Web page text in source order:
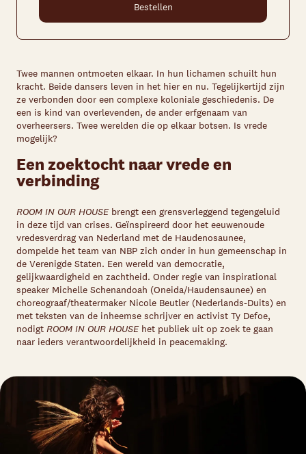
Bestellen
Twee mannen ontmoeten elkaar. In hun lichamen schuilt hun
kracht. Beide dansers leven in het hier en nu. Tegelijkertijd zijn
ze verbonden door een complexe koloniale geschiedenis. De
een is kind van overlevenden, de ander erfgenaam van
overheersers. Twee werelden die op elkaar botsen. Is vrede
mogelijk?
Een zoektocht naar vrede en
verbinding
ROOM IN OUR HOUSEbrengt een grensverleggend tegengeluid
in deze tijd van crises. Geïnspireerd door het eeuwenoude
vredesverdrag van Nederland met de Haudenosaunee,
dompelde het team van NBP zich onder in hun gemeenschap in
de Verenigde Staten. Een wereld van democratie,
gelijkwaardigheid en zachtheid. Onder regie van inspirational
speaker Michelle Schenandoah (Oneida/Haudensaunee) en
choreograaf/theatermaker Nicole Beutler (Nederlands-Duits) en
met teksten van de inheemse schrijver en activist Ty Defoe,
nodigt ROOM IN OUR HOUSEhet publiek uit op zoek te gaan
naar ieders verantwoordelijkheid in peacemaking.